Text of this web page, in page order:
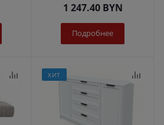
1 247.40BYN
Подробнее
ХИТ